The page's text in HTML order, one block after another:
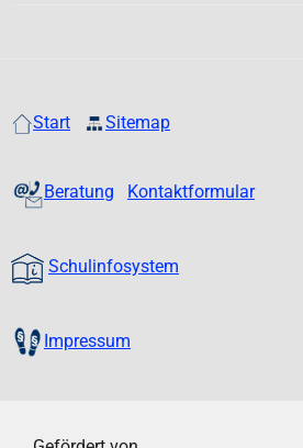
Start Sitemap
Beratung Kontaktformular
Schulinfosystem
Impressum